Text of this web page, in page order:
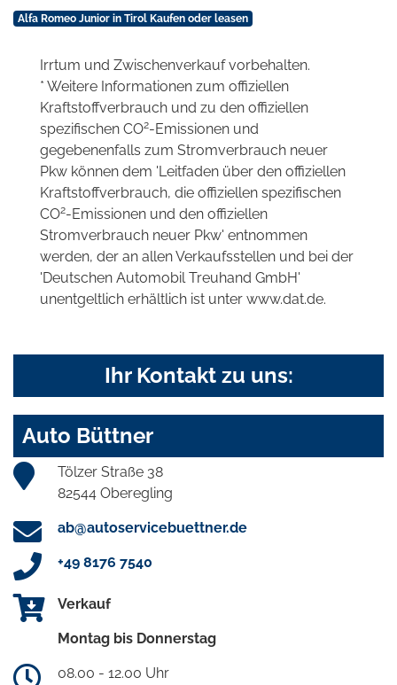
Alfa Romeo Junior in Tirol Kaufen oder leasen
Irrtum und Zwischenverkauf vorbehalten.
* Weitere Informationen zum offiziellen
Kraftstoffverbrauch und zu den offiziellen
spezifischen CO2-Emissionen und
gegebenenfalls zum Stromverbrauch neuer
Pkw können dem 'Leitfaden über den offiziellen
Kraftstoffverbrauch, die offiziellen spezifischen
CO2-Emissionen und den offiziellen
Stromverbrauch neuer Pkw' entnommen
werden, der an allen Verkaufsstellen und bei der
'Deutschen Automobil Treuhand GmbH'
unentgeltlich erhältlich ist unter www.dat.de.
Ihr Kontakt zu uns:
Auto Büttner
Tölzer Straße 38
82544 Oberegling
ab@autoservicebuettner.de
+49 8176 7540
Verkauf
Montag bis Donnerstag
08.00 - 12.00 Uhr